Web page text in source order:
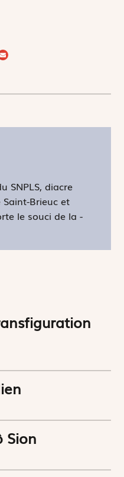
SNPLS, diacre
Brieuc et
le souci de la
Sion